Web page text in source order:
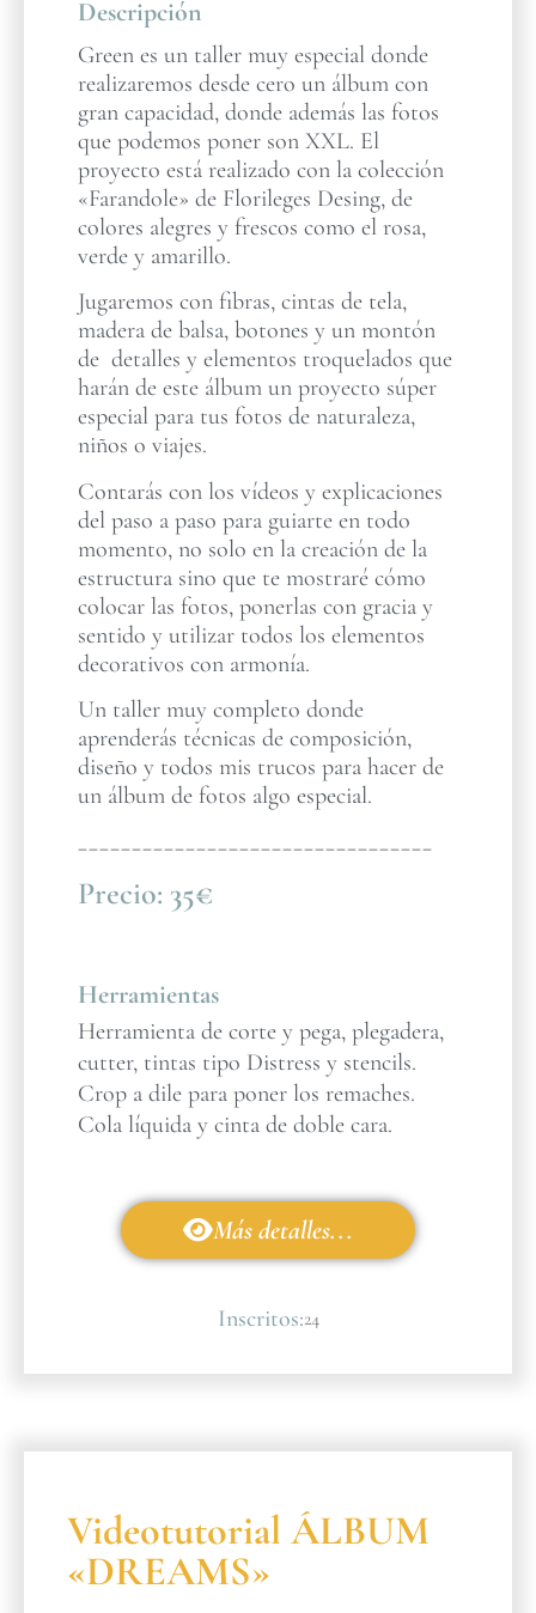
Descripción
Green es un taller muy especial donde
realizaremos desde cero un álbum con
gran capacidad, donde además las fotos
que podemos poner son XXL. El
proyecto está realizado con la colección
«Farandole» de Florileges Desing, de
colores alegres y frescos como el rosa,
verde y amarillo.
Jugaremos con fibras, cintas de tela,
madera de balsa, botones y un montón
de detalles y elementos troquelados que
harán de este álbum un proyecto súper
especial para tus fotos de naturaleza,
niños o viajes.
Contarás con los vídeos y explicaciones
del paso a paso para guiarte en todo
momento, no solo en la creación de la
estructura sino que te mostraré cómo
colocar las fotos, ponerlas con gracia y
sentido y utilizar todos los elementos
decorativos con armonía.
Un taller muy completo donde
aprenderás técnicas de composición,
diseño y todos mis trucos para hacer de
un álbum de fotos algo especial.
_________________________________
Precio: 35€
Herramientas
Herramienta de corte y pega, plegadera,
cutter, tintas tipo Distress y stencils.
Crop a dile para poner los remaches.
Cola líquida y cinta de doble cara.
Más detalles...
Inscritos:24
Videotutorial ÁLBUM
«DREAMS»